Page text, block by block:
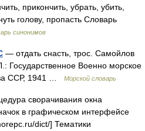
прикончить, убрать, убить,
голову, пропасть Словарь
синонимов
— отдать снасть, трос. Самойлов
Государственное Военно морское
ССР, 1941 …
Морской словарь
сворачивания окна
в графическом интерфейсе
dict/] Тематики